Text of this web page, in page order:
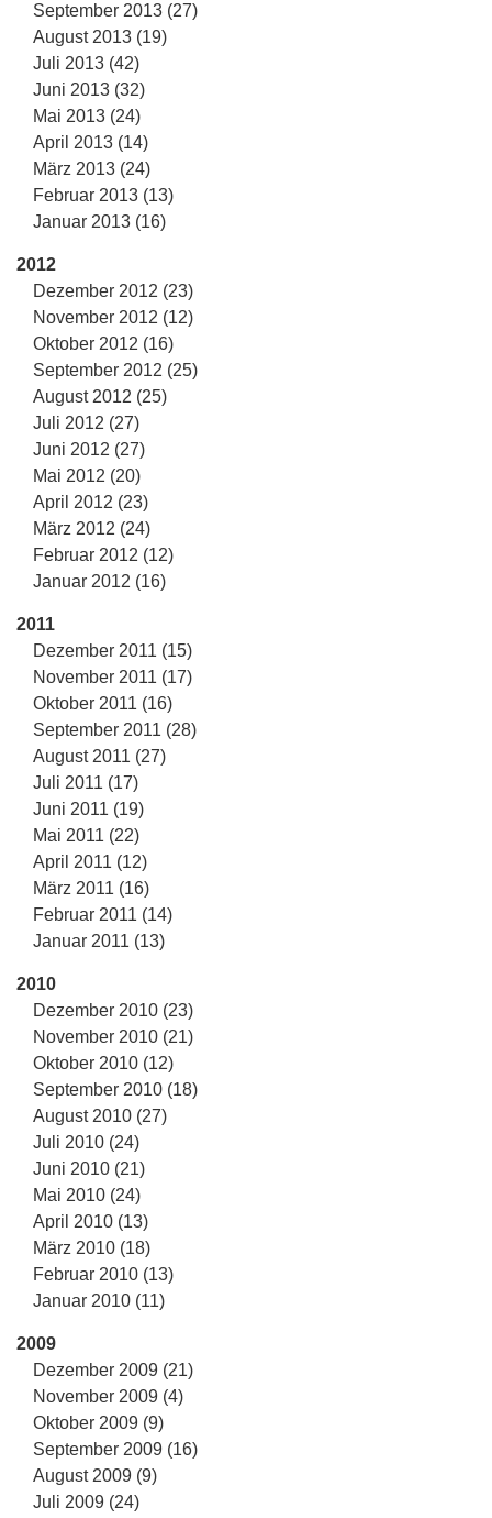
September 2013 (27)
August 2013 (19)
Juli 2013 (42)
Juni 2013 (32)
Mai 2013 (24)
April 2013 (14)
März 2013 (24)
Februar 2013 (13)
Januar 2013 (16)
2012
Dezember 2012 (23)
November 2012 (12)
Oktober 2012 (16)
September 2012 (25)
August 2012 (25)
Juli 2012 (27)
Juni 2012 (27)
Mai 2012 (20)
April 2012 (23)
März 2012 (24)
Februar 2012 (12)
Januar 2012 (16)
2011
Dezember 2011 (15)
November 2011 (17)
Oktober 2011 (16)
September 2011 (28)
August 2011 (27)
Juli 2011 (17)
Juni 2011 (19)
Mai 2011 (22)
April 2011 (12)
März 2011 (16)
Februar 2011 (14)
Januar 2011 (13)
2010
Dezember 2010 (23)
November 2010 (21)
Oktober 2010 (12)
September 2010 (18)
August 2010 (27)
Juli 2010 (24)
Juni 2010 (21)
Mai 2010 (24)
April 2010 (13)
März 2010 (18)
Februar 2010 (13)
Januar 2010 (11)
2009
Dezember 2009 (21)
November 2009 (4)
Oktober 2009 (9)
September 2009 (16)
August 2009 (9)
Juli 2009 (24)